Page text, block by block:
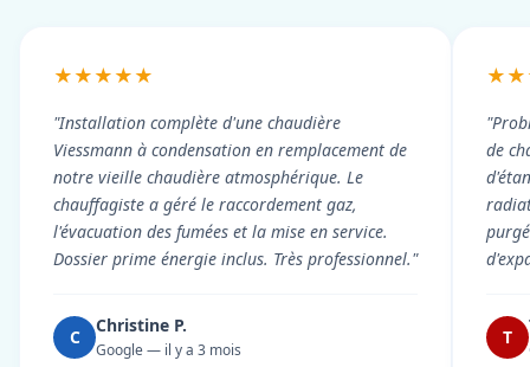
★★★★★
"Installation complète d'une chaudière
Viessmann à condensation en remplacement de
notre vieille chaudière atmosphérique. Le
chauffagiste a géré le raccordement gaz,
l'évacuation des fumées et la mise en service.
Dossier prime énergie inclus. Très professionnel."
C
Christine P.
Google — il y a 3 mois
de
T